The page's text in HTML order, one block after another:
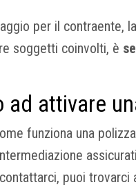
per il contraente,
soggetti coinvolti, è
ad attivare
funziona una
puoi trovarci